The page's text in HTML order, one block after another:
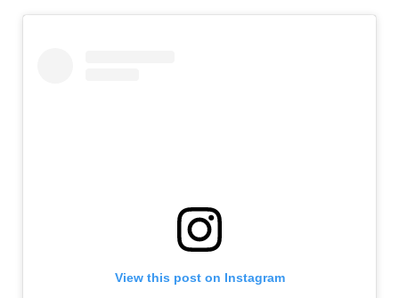
View this post on Instagram